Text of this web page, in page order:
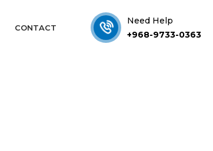
CONTACT
Need Help
+968-9733-0363